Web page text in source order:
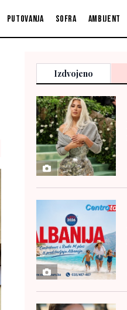
Putovanja Sofra Ambijent
Izdvojeno